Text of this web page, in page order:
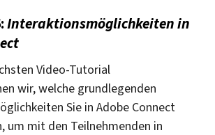
Interaktionsmöglichkeiten in
Video-Tutorial
wir, welche grundlegenden
Sie in Adobe Connect
um mit den Teilnehmenden in